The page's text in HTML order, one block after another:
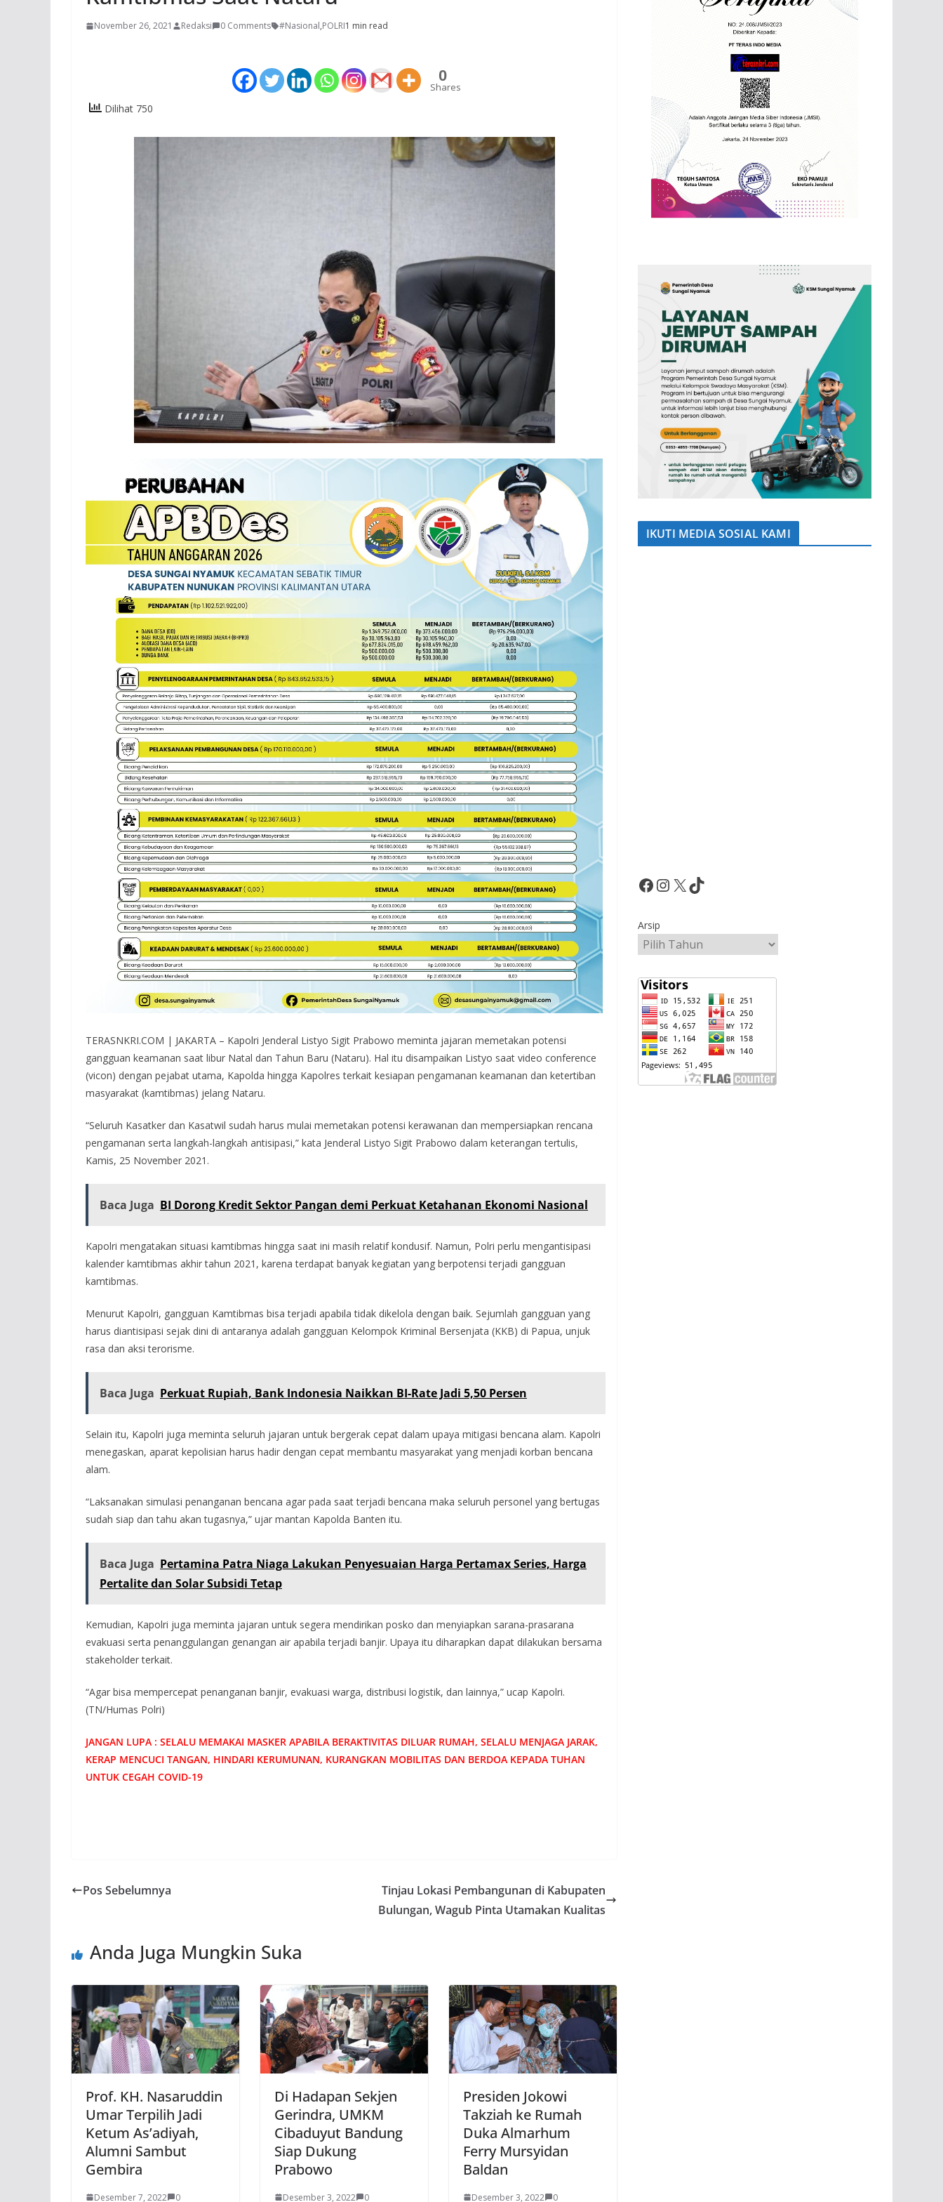
November 26, 2021 Redaksi 0 Comments #Nasional,POLRI1 min read
0
Shares
Dilihat 750
TERASNKRI.COM | JAKARTA – Kapolri Jenderal Listyo Sigit Prabowo meminta jajaran memetakan potensi
gangguan keamanan saat libur Natal dan Tahun Baru (Nataru). Hal itu disampaikan Listyo saat video conference
(vicon) dengan pejabat utama, Kapolda hingga Kapolres terkait kesiapan pengamanan keamanan dan ketertiban
masyarakat (kamtibmas) jelang Nataru.
“Seluruh Kasatker dan Kasatwil sudah harus mulai memetakan potensi kerawanan dan mempersiapkan rencana
pengamanan serta langkah-langkah antisipasi,” kata Jenderal Listyo Sigit Prabowo dalam keterangan tertulis,
Kamis, 25 November 2021.
Baca Juga BI Dorong Kredit Sektor Pangan demi Perkuat Ketahanan Ekonomi Nasional
Kapolri mengatakan situasi kamtibmas hingga saat ini masih relatif kondusif. Namun, Polri perlu mengantisipasi
kalender kamtibmas akhir tahun 2021, karena terdapat banyak kegiatan yang berpotensi terjadi gangguan
kamtibmas.
Menurut Kapolri, gangguan Kamtibmas bisa terjadi apabila tidak dikelola dengan baik. Sejumlah gangguan yang
harus diantisipasi sejak dini di antaranya adalah gangguan Kelompok Kriminal Bersenjata (KKB) di Papua, unjuk
rasa dan aksi terorisme.
Baca Juga Perkuat Rupiah, Bank Indonesia Naikkan BI-Rate Jadi 5,50 Persen
Selain itu, Kapolri juga meminta seluruh jajaran untuk bergerak cepat dalam upaya mitigasi bencana alam. Kapolri
menegaskan, aparat kepolisian harus hadir dengan cepat membantu masyarakat yang menjadi korban bencana
alam.
“Laksanakan simulasi penanganan bencana agar pada saat terjadi bencana maka seluruh personel yang bertugas
sudah siap dan tahu akan tugasnya,” ujar mantan Kapolda Banten itu.
Baca Juga Pertamina Patra Niaga Lakukan Penyesuaian Harga Pertamax Series, Harga
Pertalite dan Solar Subsidi Tetap
Kemudian, Kapolri juga meminta jajaran untuk segera mendirikan posko dan menyiapkan sarana-prasarana
evakuasi serta penanggulangan genangan air apabila terjadi banjir. Upaya itu diharapkan dapat dilakukan bersama
stakeholder terkait.
“Agar bisa mempercepat penanganan banjir, evakuasi warga, distribusi logistik, dan lainnya,” ucap Kapolri.
(TN/Humas Polri)
JANGAN LUPA : SELALU MEMAKAI MASKER APABILA BERAKTIVITAS DILUAR RUMAH, SELALU MENJAGA JARAK,
KERAP MENCUCI TANGAN, HINDARI KERUMUNAN, KURANGKAN MOBILITAS DAN BERDOA KEPADA TUHAN
UNTUK CEGAH COVID-19
Pos Sebelumnya
Tinjau Lokasi Pembangunan di Kabupaten
Bulungan, Wagub Pinta Utamakan Kualitas
Anda Juga Mungkin Suka
Prof. KH. Nasaruddin
Umar Terpilih Jadi
Ketum As’adiyah,
Alumni Sambut
Gembira
Desember 7, 2022 0
Di Hadapan Sekjen
Gerindra, UMKM
Cibaduyut Bandung
Siap Dukung
Prabowo
Desember 3, 2022 0
Presiden Jokowi
Takziah ke Rumah
Duka Almarhum
Ferry Mursyidan
Baldan
Desember 3, 2022 0
IKUTI MEDIA SOSIAL KAMI
Facebook InstagramX TikTok
Arsip